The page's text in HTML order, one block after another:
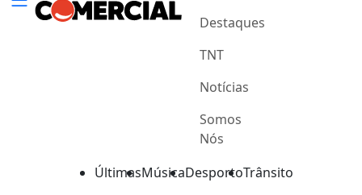
Destaques
TNT
Notícias
Somos
Nós
ÚltimasMúsicaDesportoTrânsito